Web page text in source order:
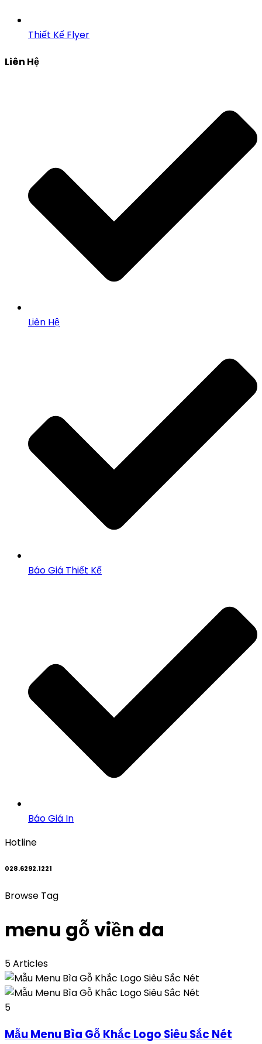
Thiết Kế Flyer
Liên Hệ
Liên Hệ
Báo Giá Thiết Kế
Báo Giá In
Hotline
028.6292.1221
Browse Tag
menu gỗ viền da
5 Articles
5
Mẫu Menu Bìa Gỗ Khắc Logo Siêu Sắc Nét